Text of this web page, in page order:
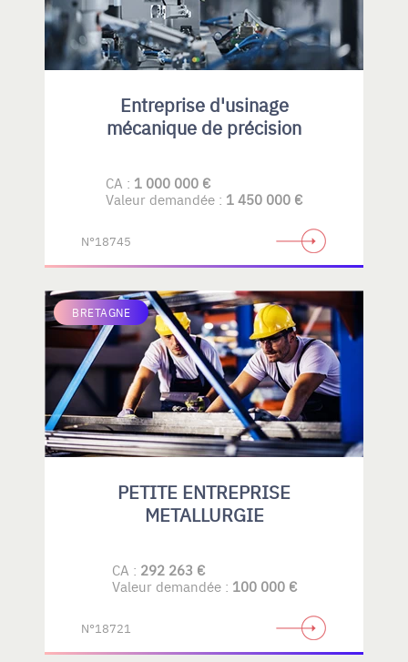
Entreprise d'usinage
mécanique de précision
CA : 1 000 000 €
Valeur demandée : 1 450 000 €
N°18745
BRETAGNE
PETITE ENTREPRISE
METALLURGIE
CA : 292 263 €
Valeur demandée : 100 000 €
N°18721